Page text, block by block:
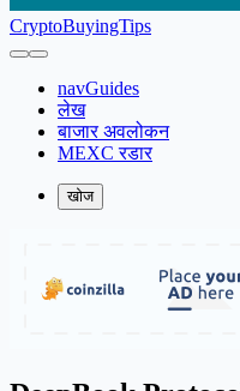
CryptoBuyingTips
navGuides
लेख
बाजार अवलोकन
MEXC रडार
खोज